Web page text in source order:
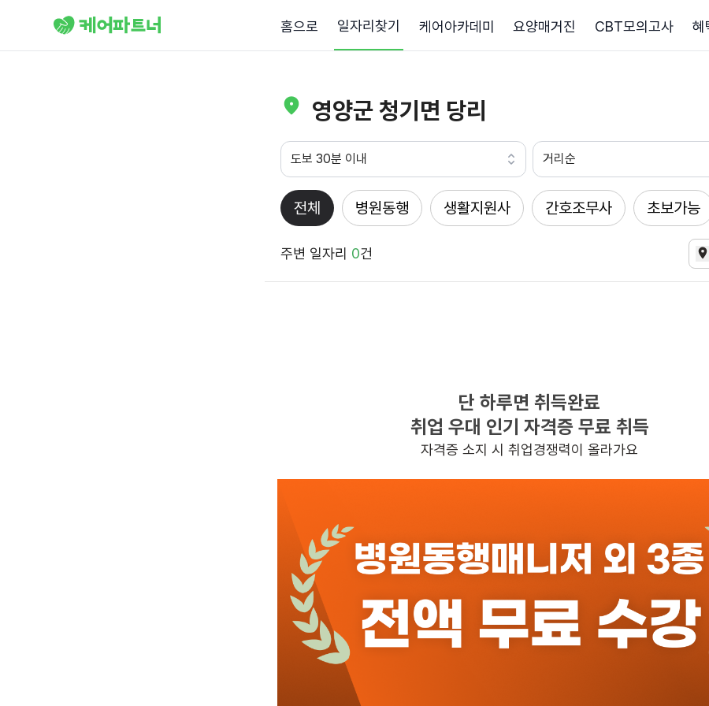
홈으로 일자리찾기 케어아카데미 요양매거진 CBT모의고사 혜
영양군 청기면 당리
도보 30분 이내 거리순
전체 병원동행 생활지원사 간호조무사 초보가능
주변 일자리 0건
찾으시는 조건의 일자리가 없습니다
더욱더 노력하는 케어파트너가 되겠습니다.
단 하루면 취득완료
취업 우대 인기 자격증 무료 취득
자격증 소지 시 취업경쟁력이 올라가요